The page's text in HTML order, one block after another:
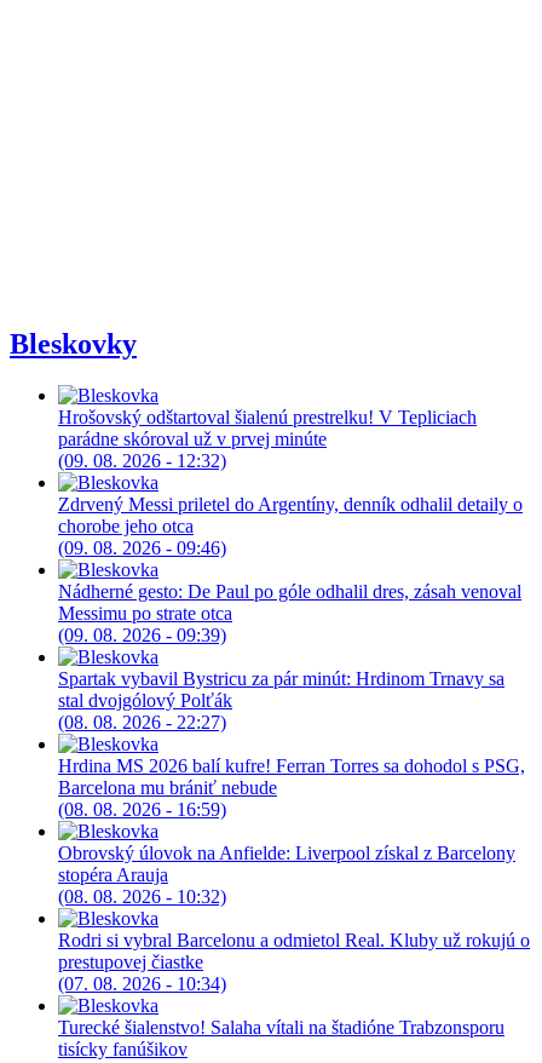
Bleskovky
Hrošovský odštartoval šialenú prestrelku! V Tepliciach
parádne skóroval už v prvej minúte
(09. 08. 2026 - 12:32)
Zdrvený Messi priletel do Argentíny, denník odhalil detaily o
chorobe jeho otca
(09. 08. 2026 - 09:46)
Nádherné gesto: De Paul po góle odhalil dres, zásah venoval
Messimu po strate otca
(09. 08. 2026 - 09:39)
Spartak vybavil Bystricu za pár minút: Hrdinom Trnavy sa
stal dvojgólový Polťák
(08. 08. 2026 - 22:27)
Hrdina MS 2026 balí kufre! Ferran Torres sa dohodol s PSG,
Barcelona mu brániť nebude
(08. 08. 2026 - 16:59)
Obrovský úlovok na Anfielde: Liverpool získal z Barcelony
stopéra Arauja
(08. 08. 2026 - 10:32)
Rodri si vybral Barcelonu a odmietol Real. Kluby už rokujú o
prestupovej čiastke
(07. 08. 2026 - 10:34)
Turecké šialenstvo! Salaha vítali na štadióne Trabzonsporu
tisícky fanúšikov